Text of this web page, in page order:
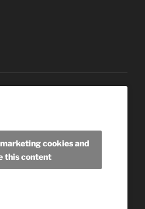
cookies and
this content